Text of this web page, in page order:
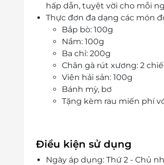
hấp dẫn, tuyệt vời cho mỗi
Thực đơn đa dạng các món
Bắp bò: 100g
Nầm: 100g
Ba chỉ: 200g
Chân gà rút xương: 2
Viên hải sản: 100g
Bánh mỳ, bơ
Tặng kèm rau miến phí
Nguyên liệu chế biến được
Nướng Lẩu Hẻm Phố sẽ
Điều kiện sử dụng
Ngày áp dụng: Thứ 2 - Chủ